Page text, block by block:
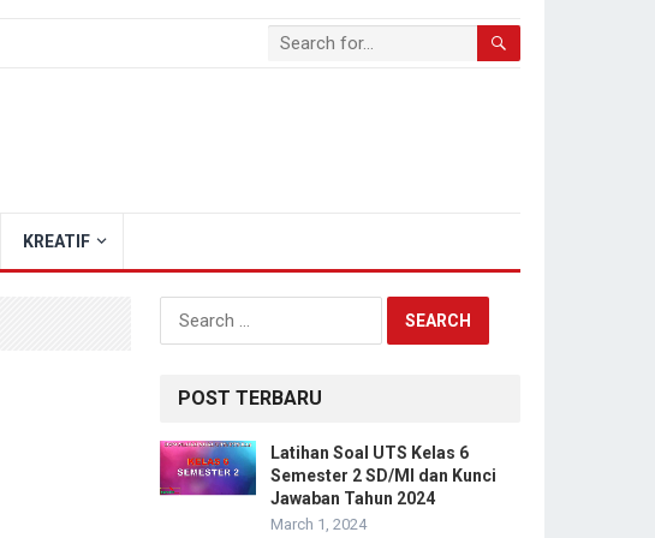
KREATIF
Search
for:
POST TERBARU
Latihan Soal UTS Kelas 6
Semester 2 SD/MI dan Kunci
Jawaban Tahun 2024
March 1, 2024